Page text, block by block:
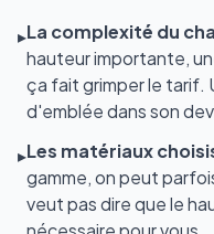
▸La complexité du
hauteur importante,
ça fait grimper le tarif.
d'emblée dans son
▸Les matériaux
gamme, on peut
veut pas dire que le